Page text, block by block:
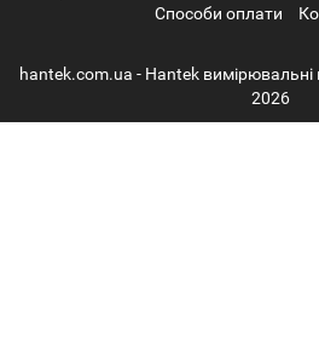
Способи оплати
hantek.com.ua - Hantek
2026